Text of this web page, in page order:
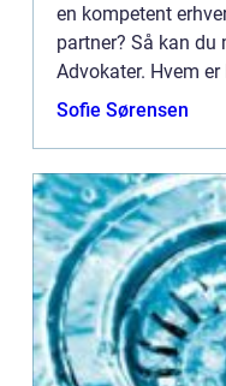
en kompetent
partner? Så kan
Advokater. Hvem
Advokater er full
Sofie Sørensen